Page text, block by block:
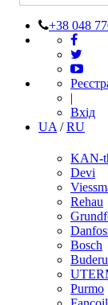
+38 048
|
Вхід
UA /RU
KAN-
Devi
Rehau
Bosch
Purmo